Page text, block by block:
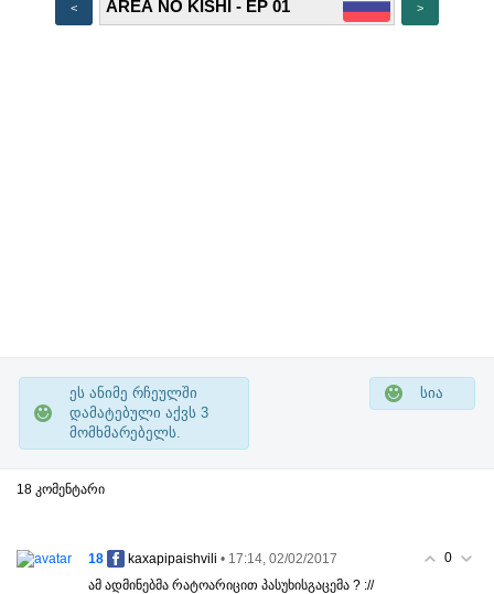
< >
ეს ანიმე რჩეულში
დამატებული აქვს 3
მომხმარებელს.
სია
18 კომენტარი
0
18 kaxapipaishvili • 17:14, 02/02/2017
ამ ადმინებმა რატოარიცით პასუხისგაცემა ? ://